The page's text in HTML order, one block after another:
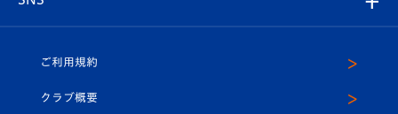
ホームタウン
U-18
ヴィヴィくんインスタグラム
ご利用規約
クラブ概要